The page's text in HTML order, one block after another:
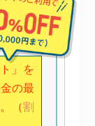
」を
の最
（割